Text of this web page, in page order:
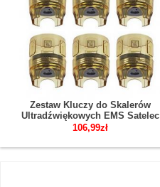
Zestaw Kluczy do Skalerów
Ultradźwiękowych EMS Satelec
Woodpecker 6 Szt.
106,99zł